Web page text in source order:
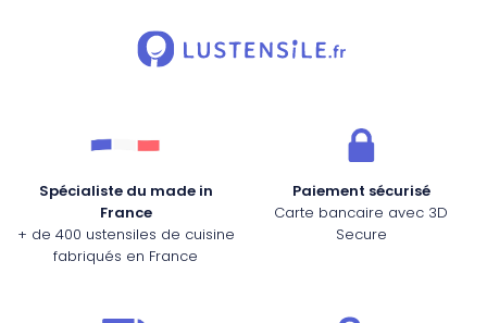
Spécialiste du made in
France
+ de 400 ustensiles de cuisine
fabriqués en France
Paiement sécurisé
Carte bancaire avec 3D
Secure